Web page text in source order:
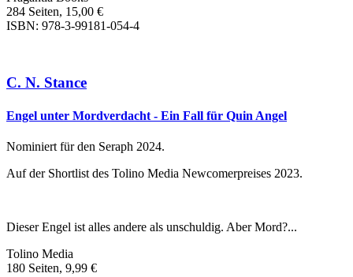
284 Seiten, 15,00 €
ISBN: 978-3-99181-054-4
C. N. Stance
Engel unter Mordverdacht - Ein Fall für Quin Angel
Nominiert für den Seraph 2024.
Auf der Shortlist des Tolino Media Newcomerpreises 2023.
Dieser Engel ist alles andere als unschuldig. Aber Mord?...
Tolino Media
180 Seiten, 9,99 €